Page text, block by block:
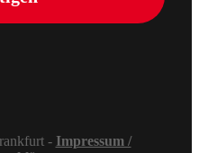
- Impressum /